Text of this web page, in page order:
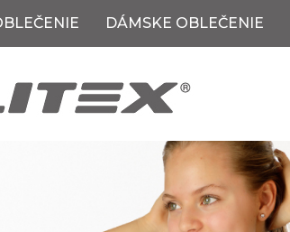
DÁMSKE OBLEČENIE